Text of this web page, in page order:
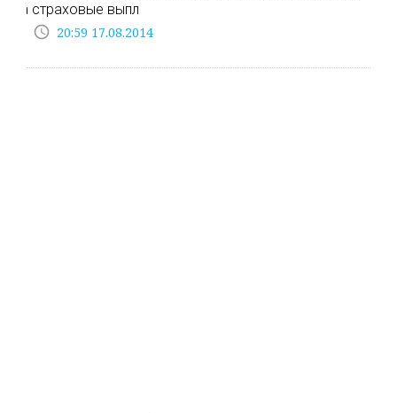
на страховые выпл
access_time 20:59 17.08.2014